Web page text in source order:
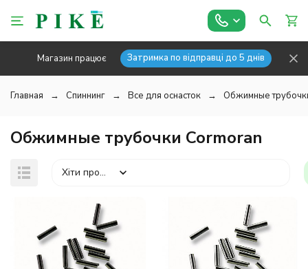
Магазин працює Затримка по відправці до 5 днів
Главная Спиннинг Все для оснасток Обжимные
Обжимные трубочки Cormoran
Хіти продажів